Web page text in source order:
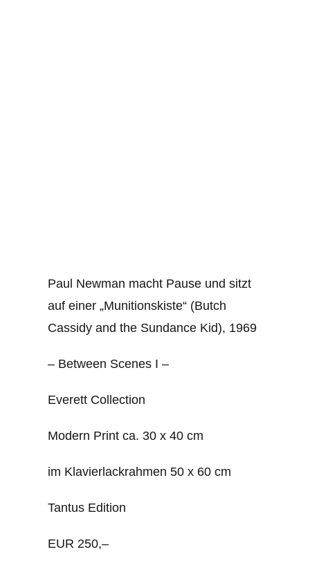
Paul Newman macht Pause und sitzt
auf einer „Munitionskiste“ (Butch
Cassidy and the Sundance Kid), 1969
– Between Scenes I –
Everett Collection
Modern Print ca. 30 x 40 cm
im Klavierlackrahmen 50 x 60 cm
Tantus Edition
EUR 250,–